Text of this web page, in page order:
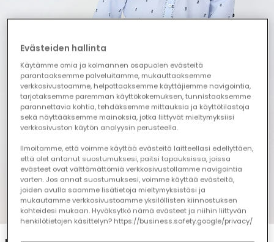
1 2 3 4 5
Evästeiden hallinta
Käytämme omia ja kolmannen osapuolen evästeitä
parantaaksemme palveluitamme, mukauttaaksemme
verkkosivustoamme, helpottaaksemme käyttäjiemme navigointia,
tarjotaksemme paremman käyttökokemuksen, tunnistaaksemme
parannettavia kohtia, tehdäksemme mittauksia ja käyttötilastoja
sekä näyttääksemme mainoksia, jotka liittyvät mieltymyksiisi
verkkosivuston käytön analyysin perusteella.
Ilmoitamme, että voimme käyttää evästeitä laitteellasi edellyttäen,
että olet antanut suostumuksesi, paitsi tapauksissa, joissa
evästeet ovat välttämättömiä verkkosivustollamme navigointia
varten. Jos annat suostumuksesi, voimme käyttää evästeitä,
joiden avulla saamme lisätietoja mieltymyksistäsi ja
mukautamme verkkosivustoamme yksilöllisten kiinnostuksen
kohteidesi mukaan. Hyväksytkö nämä evästeet ja niihin liittyvän
henkilötietojen käsittelyn? https://business.safety.google/privacy/